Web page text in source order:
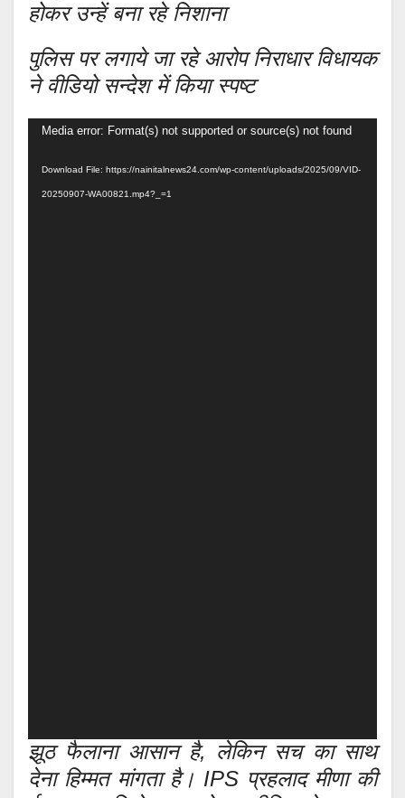
होकर उन्हें बना रहे निशाना
पुलिस पर लगाये जा रहे आरोप निराधार विधायक
ने वीडियो सन्देश में किया स्पष्ट
Video
Media error: Format(s) not supported or source(s) not found
Download File: https://nainitalnews24.com/wp-content/uploads/2025/09/VID-
20250907-WA00821.mp4?_=1
झूठ फैलाना आसान है, लेकिन सच का साथ
देना हिम्मत मांगता है। IPS प्रहलाद मीणा की